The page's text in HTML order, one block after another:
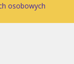
osobowych